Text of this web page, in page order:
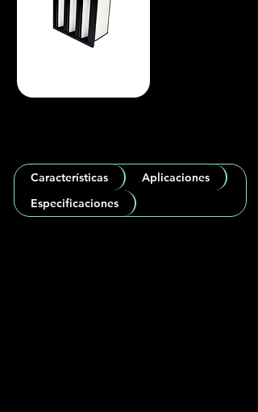
Características
Aplicaciones
Especificaciones